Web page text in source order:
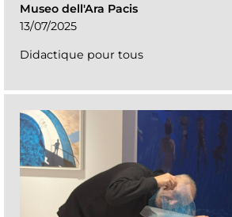
Museo dell'Ara Pacis
13/07/2025
Didactique pour tous